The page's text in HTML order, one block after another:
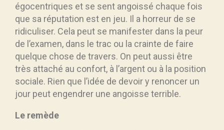
égocentriques et se sent angoissé chaque fois
que sa réputation est en jeu. Il a horreur de se
ridiculiser. Cela peut se manifester dans la peur
de l’examen, dans le trac ou la crainte de faire
quelque chose de travers. On peut aussi être
très attaché au confort, à l’argent ou à la position
sociale. Rien que l’idée de devoir y renoncer un
jour peut engendrer une angoisse terrible.
Le remède